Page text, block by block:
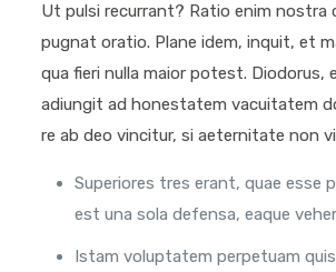
Ut pulsi recurrant? Ratio enim nostra
pugnat oratio. Plane idem, inquit, et
qua fieri nulla maior potest. Diodorus,
adiungit ad honestatem vacuitatem
re ab deo vincitur, si aeternitate non
Superiores tres erant, quae esse
est una sola defensa, eaque
Istam voluptatem perpetuam